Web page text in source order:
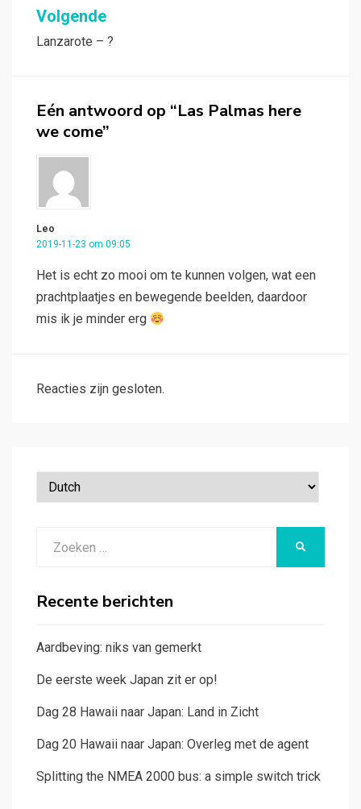
Volgende
Lanzarote – ?
Eén antwoord op “Las Palmas here
we come”
Leo
2019-11-23 om 09:05
Het is echt zo mooi om te kunnen volgen, wat een
prachtplaatjes en bewegende beelden, daardoor
mis ik je minder erg
Reacties zijn gesloten.
naar:
Recente berichten
Aardbeving: niks van gemerkt
De eerste week Japan zit er op!
Dag 28 Hawaii naar Japan: Land in Zicht
Dag 20 Hawaii naar Japan: Overleg met de agent
Splitting the NMEA 2000 bus: a simple switch trick